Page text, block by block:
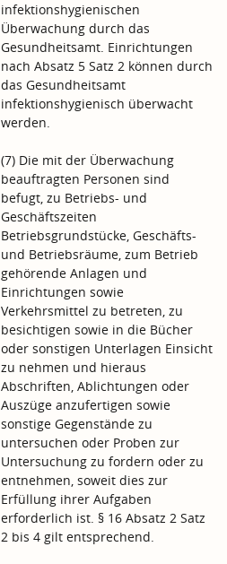
infektionshygienischen
Überwachung durch das
Gesundheitsamt. Einrichtungen
nach Absatz 5 Satz 2 können durch
das Gesundheitsamt
infektionshygienisch überwacht
werden.
(7) Die mit der Überwachung
beauftragten Personen sind
befugt, zu Betriebs- und
Geschäftszeiten
Betriebsgrundstücke, Geschäfts-
und Betriebsräume, zum Betrieb
gehörende Anlagen und
Einrichtungen sowie
Verkehrsmittel zu betreten, zu
besichtigen sowie in die Bücher
oder sonstigen Unterlagen Einsicht
zu nehmen und hieraus
Abschriften, Ablichtungen oder
Auszüge anzufertigen sowie
sonstige Gegenstände zu
untersuchen oder Proben zur
Untersuchung zu fordern oder zu
entnehmen, soweit dies zur
Erfüllung ihrer Aufgaben
erforderlich ist. § 16 Absatz 2 Satz
2 bis 4 gilt entsprechend.